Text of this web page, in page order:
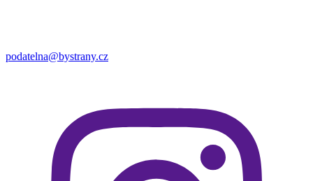
podatelna@bystrany.cz